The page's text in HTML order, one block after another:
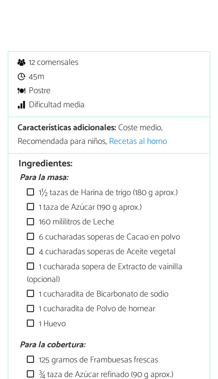
12 comensales
45m
Postre
Dificultad media
Características adicionales:Coste medio,
Recomendada para niños,Recetas al horno
Ingredientes:
Para la masa:
1½ tazas de Harina de trigo (180 g aprox.)
1 taza de Azúcar (190 g aprox.)
160 mililitros de Leche
6 cucharadas soperas de Cacao en polvo
4 cucharadas soperas de Aceite vegetal
1 cucharada sopera de Extracto de vainilla
(opcional)
1 cucharadita de Bicarbonato de sodio
1 cucharadita de Polvo de hornear
1 Huevo
Para la cobertura:
125 gramos de Frambuesas frescas
¾ taza de Azúcar refinado (90 g aprox.)